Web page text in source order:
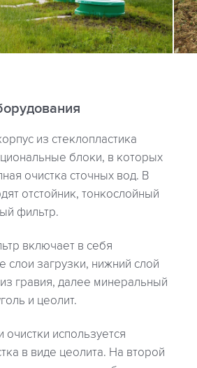
из стеклопластика
блоки, в которых
очистка сточных вод. В
отстойник, тонкослойный
фильтр.
включает в себя
слои загрузки, нижний слой
гравия, далее минеральный
и цеолит.
очистки используется
в виде цеолита. На второй